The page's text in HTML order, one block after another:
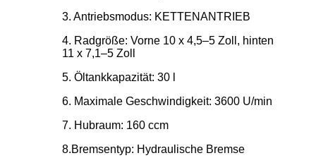
3. Antriebsmodus: KETTENANTRIEB
4. Radgröße: Vorne 10 x 4,5–5 Zoll, hinten
11 x 7,1–5 Zoll
5. Öltankkapazität: 30 l
6. Maximale Geschwindigkeit: 3600 U/min
7. Hubraum: 160 ccm
8.Bremsentyp: Hydraulische Bremse